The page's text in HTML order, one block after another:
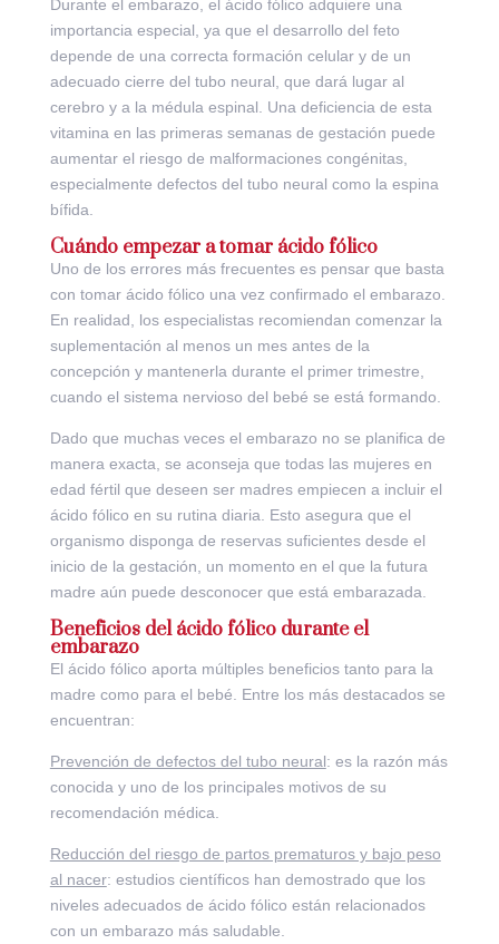
Durante el embarazo, el ácido fólico adquiere una
importancia especial, ya que el desarrollo del feto
depende de una correcta formación celular y de un
adecuado cierre del tubo neural, que dará lugar al
cerebro y a la médula espinal. Una deficiencia de esta
vitamina en las primeras semanas de gestación puede
aumentar el riesgo de malformaciones congénitas,
especialmente defectos del tubo neural como la espina
bífida.
Cuándo empezar a tomar ácido fólico
Uno de los errores más frecuentes es pensar que basta
con tomar ácido fólico una vez confirmado el embarazo.
En realidad, los especialistas recomiendan comenzar la
suplementación al menos un mes antes de la
concepción y mantenerla durante el primer trimestre,
cuando el sistema nervioso del bebé se está formando.
Dado que muchas veces el embarazo no se planifica de
manera exacta, se aconseja que todas las mujeres en
edad fértil que deseen ser madres empiecen a incluir el
ácido fólico en su rutina diaria. Esto asegura que el
organismo disponga de reservas suficientes desde el
inicio de la gestación, un momento en el que la futura
madre aún puede desconocer que está embarazada.
Beneficios del ácido fólico durante el
embarazo
El ácido fólico aporta múltiples beneficios tanto para la
madre como para el bebé. Entre los más destacados se
encuentran:
Prevención de defectos del tubo neural: es la razón más
conocida y uno de los principales motivos de su
recomendación médica.
Reducción del riesgo de partos prematuros y bajo peso
al nacer: estudios científicos han demostrado que los
niveles adecuados de ácido fólico están relacionados
con un embarazo más saludable.